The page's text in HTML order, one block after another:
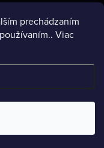
prechádzaním
Viac
podmienky
spolupráca